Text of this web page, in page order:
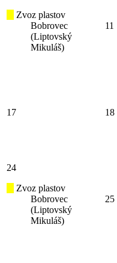
Zvoz plastov
Bobrovec
(Liptovský
Mikuláš)
11
17 18
24
Zvoz plastov
Bobrovec
(Liptovský
Mikuláš)
25